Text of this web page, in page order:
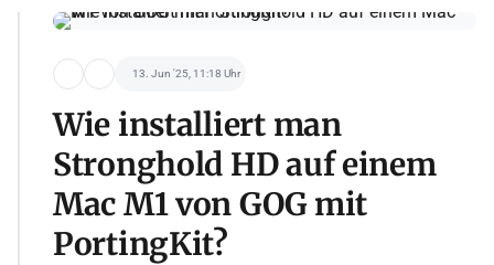
13. Jun '25, 11:18 Uhr
Wie installiert man
Stronghold HD auf einem
Mac M1 von GOG mit
PortingKit?